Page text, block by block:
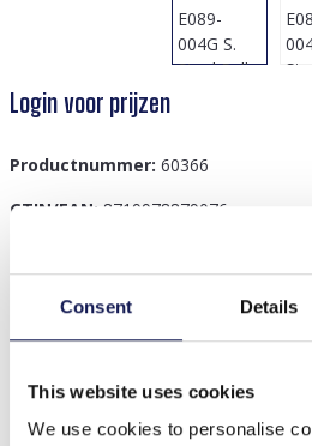
Consent Details
This website uses cookies
We use cookies to personalise
Login voor prijzen
Productnummer: 60366
GTIN/EAN: 8719978879076
Beschrijving
B-E19.3 E089-004G S. Steel Pull